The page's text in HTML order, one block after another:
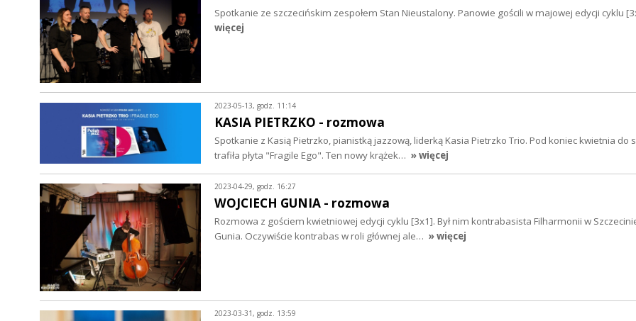
Spotkanie ze szczecińskim zespołem Stan Nieustalony. Panowie gościli w majowej edycji cyklu
więcej
2023-05-13, godz. 11:14
KASIA PIETRZKO - rozmowa
Spotkanie z Kasią Pietrzko, pianistką jazzową, liderką Kasia Pietrzko Trio. Pod koniec kwietnia do
trafiła płyta "Fragile Ego". Ten nowy krążek… » więcej
2023-04-29, godz. 16:27
WOJCIECH GUNIA - rozmowa
Rozmowa z gościem kwietniowej edycji cyklu [3x1]. Był nim kontrabasista Filharmonii w
Gunia. Oczywiście kontrabas w roli głównej ale… » więcej
2023-03-31, godz. 13:59